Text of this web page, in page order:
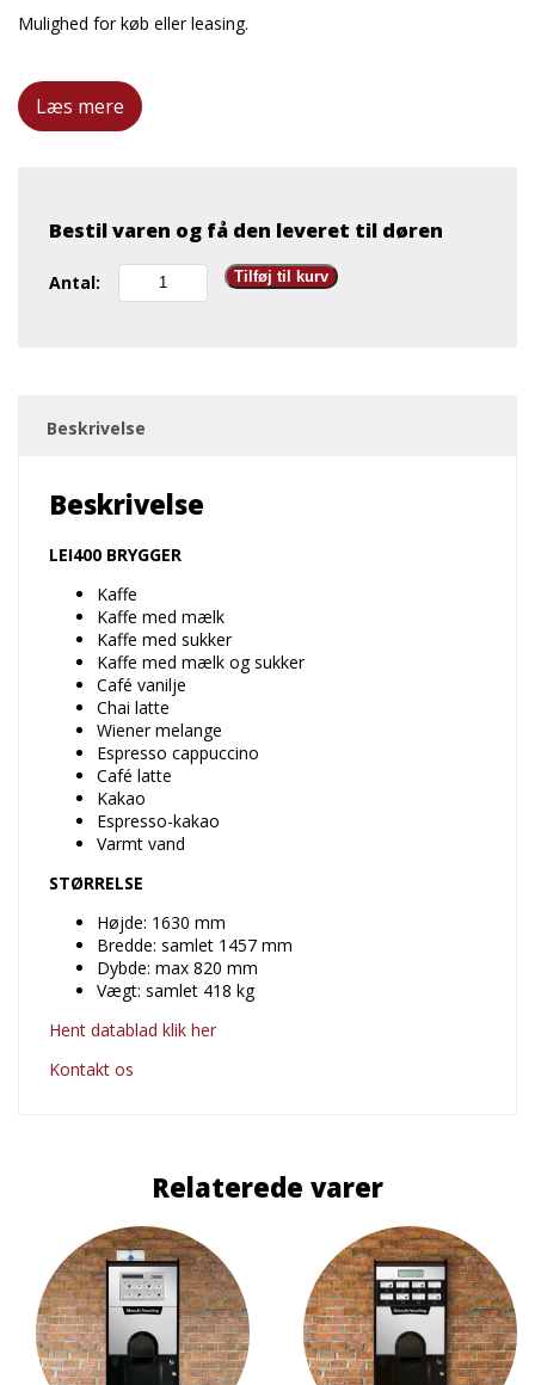
Mulighed for køb eller leasing.
Læs mere
Bestil varen og få den leveret til døren
Antal:
LEI400
m.
Tilføj til kurv
Beskrivelse
Beskrivelse
LEI400 BRYGGER
Kaffe
Kaffe med mælk
Kaffe med sukker
Kaffe med mælk og sukker
Café vanilje
Chai latte
Wiener melange
Espresso cappuccino
Café latte
Kakao
Espresso-kakao
Varmt vand
STØRRELSE
Højde: 1630 mm
Bredde: samlet 1457 mm
Dybde: max 820 mm
Vægt: samlet 418 kg
Hent datablad klik her
Kontakt os
Relaterede varer